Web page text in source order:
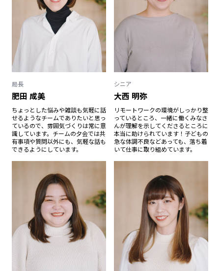
局長
肥田 成美
ちょっとした悩みや雑談も気軽に話
せるようなチームでありたいと思っ
ているので、雰囲気づくりは常に意
識しています。チームの夕会では共
有事項や質問以外にも、気軽な話も
できるようにしています。
シニア
大西 明弥
リモートワークの環境がしっかり整
っているところ、一緒に働くみなさ
んが理解を示してくださるところに
本当に助けられています！子どもの
急な体調不良などあっても、落ち着
いて仕事に取り組めています。